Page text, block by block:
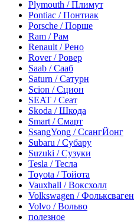
Plymouth / Плимут
Pontiac / Понтиак
Porsche / Порше
Ram / Рам
Renault / Рено
Rover / Ровер
Saab / Сааб
Saturn / Сатурн
Scion / Сцион
SEAT / Сеат
Skoda / Шкода
Smart / Смарт
SsangYong / СсангЙонг
Subaru / Субару
Suzuki / Сузуки
Tesla / Тесла
Toyota / Тойота
Vauxhall / Воксхолл
Volkswagen / Фольксваген
Volvo / Вольво
полезное